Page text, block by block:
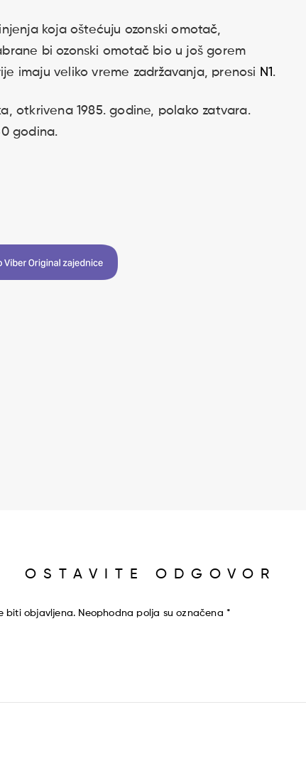
koja oštećuju ozonski omotač,
bi ozonski omotač bio u još gorem
imaju veliko vreme zadržavanja, prenosi N1.
otkrivena 1985. godine, polako zatvara.
godina.
OSTAVITE ODGOVOR
biti objavljena. Neophodna polja su označena*